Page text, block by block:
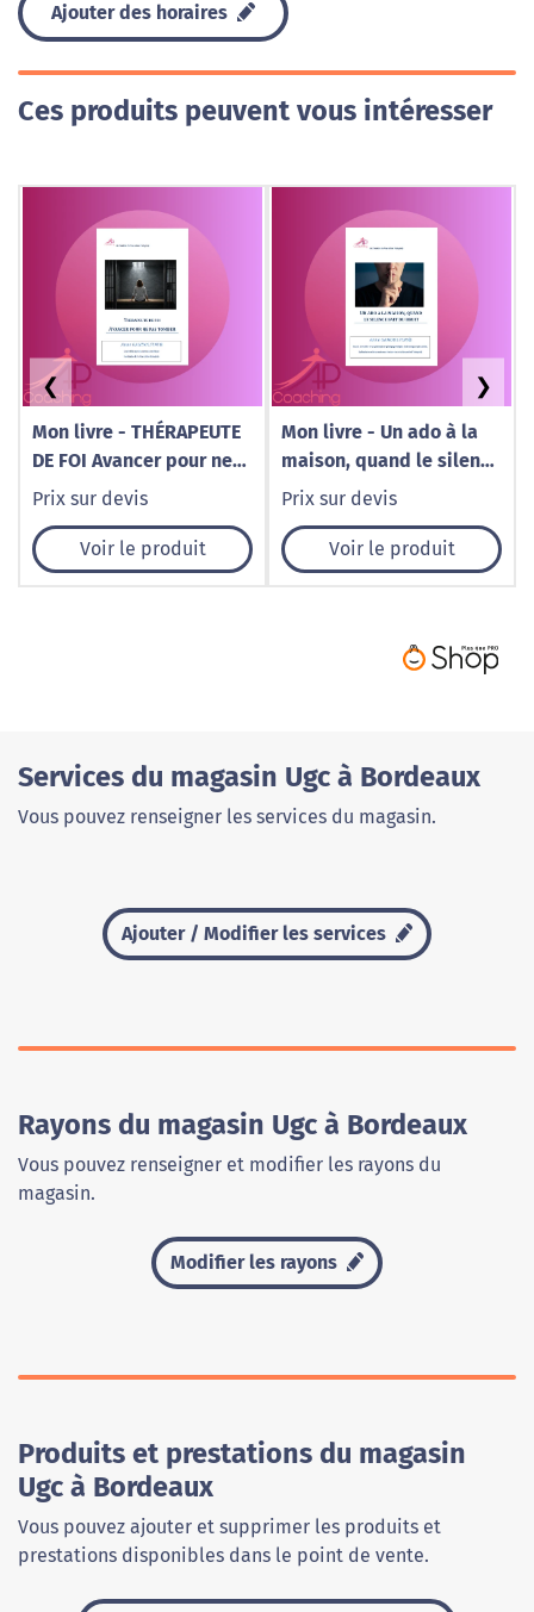
Ajouter des horaires
Ces produits peuvent vous intéresser
Mon livre - THÉRAPEUTE
DE FOI Avancer pour ne
pas tomber
Prix sur devis
Voir le produit
Mon livre - Un ado à la
maison, quand le silence
fait du bruit
Prix sur devis
Voir le produit
❮ ❯
Services du magasin Ugc à Bordeaux
Vous pouvez renseigner les services du magasin.
Ajouter / Modifier les services
Rayons du magasin Ugc à Bordeaux
Vous pouvez renseigner et modifier les rayons du
magasin.
Modifier les rayons
Produits et prestations du magasin
Ugc à Bordeaux
Vous pouvez ajouter et supprimer les produits et
prestations disponibles dans le point de vente.